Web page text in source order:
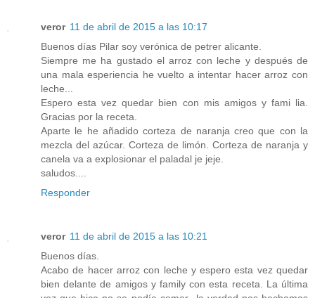
veror 11 de abril de 2015 a las 10:17
Buenos días Pilar soy verónica de petrer alicante.
Siempre me ha gustado el arroz con leche y después de
una mala esperiencia he vuelto a intentar hacer arroz con
leche...
Espero esta vez quedar bien con mis amigos y fami lia.
Gracias por la receta.
Aparte le he añadido corteza de naranja creo que con la
mezcla del azúcar. Corteza de limón. Corteza de naranja y
canela va a explosionar el paladal je jeje.
saludos....
Responder
veror 11 de abril de 2015 a las 10:21
Buenos días.
Acabo de hacer arroz con leche y espero esta vez quedar
bien delante de amigos y family con esta receta. La última